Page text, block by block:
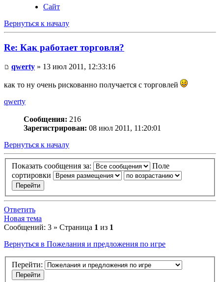
Сайт
Вернуться к началу
Re: Как работает торговля?
qwerty » 13 июл 2011, 12:33:16
как то ну очень рискованно получается с торговлей
qwerty
Сообщения: 216
Зарегистрирован: 08 июл 2011, 11:20:01
Вернуться к началу
Показать сообщения за:
Поле
сортировки
Ответить
Новая тема
Сообщений: 3 » Страница 1 из 1
Вернуться в Пожелания и предложения по игре
Перейти: